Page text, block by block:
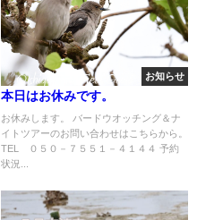
お知らせ
本日はお休みです。
お休みします。 バードウオッチング＆ナ
イトツアーのお問い合わせはこちらから。
TEL ０５０－７５５１－４１４４ 予約
状況...